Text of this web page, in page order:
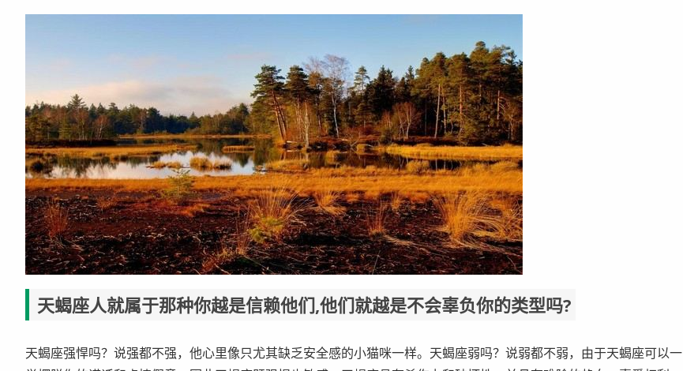
天蝎座人就属于那种你越是信赖他们,他们就越是不会辜负你的类型吗?
天蝎座强悍吗？说强都不强，他心里像只尤其缺乏安全感的小猫咪一样。天蝎座弱吗？说弱都不弱，由于天蝎座可以一